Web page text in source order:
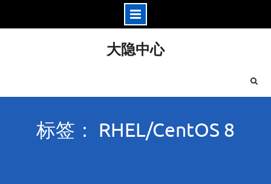
大隐中心
标签： RHEL/CentOS 8